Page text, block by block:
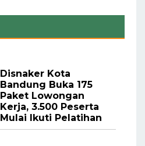
Disnaker Kota
Bandung Buka 175
Paket Lowongan
Kerja, 3.500 Peserta
Mulai Ikuti Pelatihan